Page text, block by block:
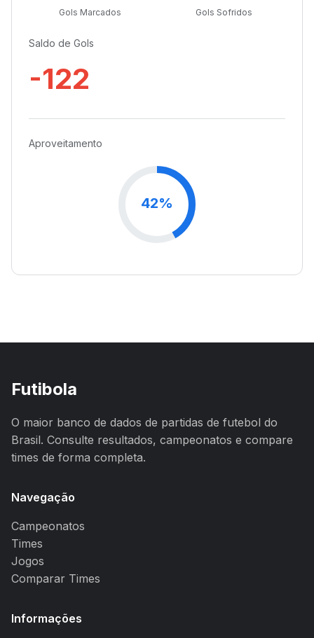
Gols Marcados Gols Sofridos
Saldo de Gols
-122
Aproveitamento
42%
Futibola
O maior banco de dados de partidas de futebol do
Brasil. Consulte resultados, campeonatos e compare
times de forma completa.
Navegação
Campeonatos
Times
Jogos
Comparar Times
Informações